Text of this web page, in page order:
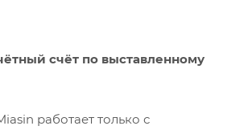
счёт по выставленному
работает только с